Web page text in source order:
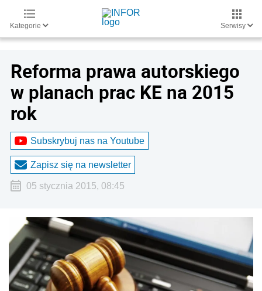
Kategorie Serwisy
Reforma prawa autorskiego
w planach prac KE na 2015
rok
Subskrybuj nas na Youtube
Zapisz się na newsletter
05 stycznia 2015, 08:45